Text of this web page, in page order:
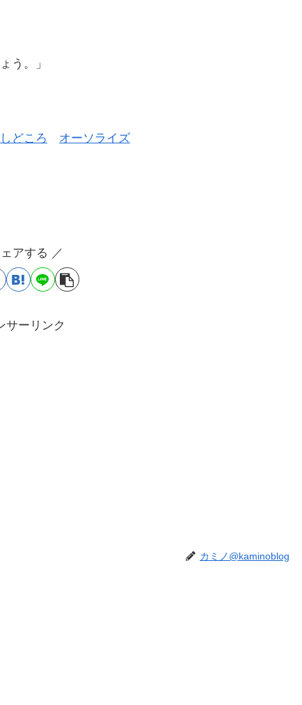
う。」
どころ オーソライズ
アする ／
サーリンク
カミノ@kaminoblog